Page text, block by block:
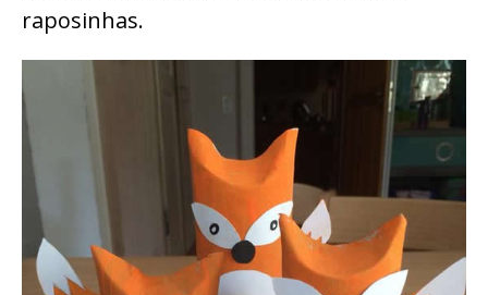
raposinhas.